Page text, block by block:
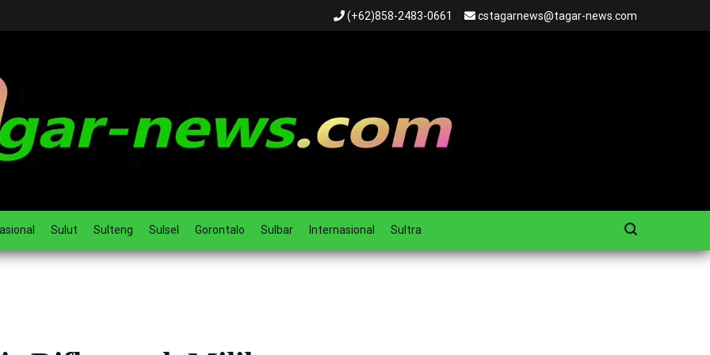
(+62)858-2483-0661 cstagarnews@tagar-news.com
Sulut Sulteng Sulsel Gorontalo Sulbar Internasional Sultra